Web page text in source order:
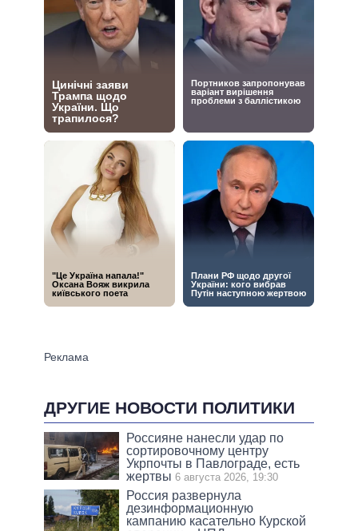
ДРУГИЕ НОВОСТИ ПОЛИТИКИ
Россияне нанесли удар по
сортировочному центру
Укрпочты в Павлограде, есть
жертвы 6 августа 2026, 19:30
Россия развернула
дезинформационную
кампанию касательно Курской